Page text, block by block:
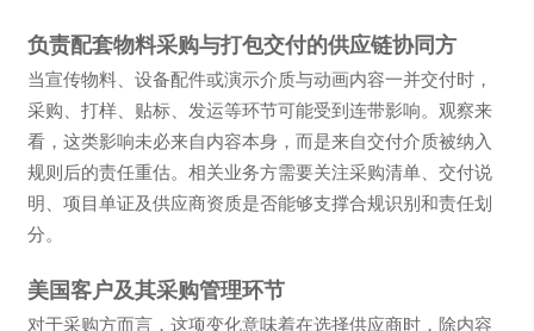
负责配套物料采购与打包交付的供应链协同方
当宣传物料、设备配件或演示介质与动画内容一并交付时，
采购、打样、贴标、发运等环节可能受到连带影响。观察来
看，这类影响未必来自内容本身，而是来自交付介质被纳入
规则后的责任重估。相关业务方需要关注采购清单、交付说
明、项目单证及供应商资质是否能够支撑合规识别和责任划
分。
美国客户及其采购管理环节
对于采购方而言，这项变化意味着在选择供应商时，除内容